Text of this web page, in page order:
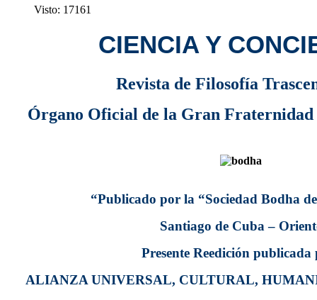
Visto: 17161
CIENCIA Y
Revista de Filosofía
Órgano Oficial de la Gran
“Publicado por la “Sociedad Bodha
Santiago de Cuba –
Presente Reedición publicada
ALIANZA UNIVERSAL, CULTURAL,